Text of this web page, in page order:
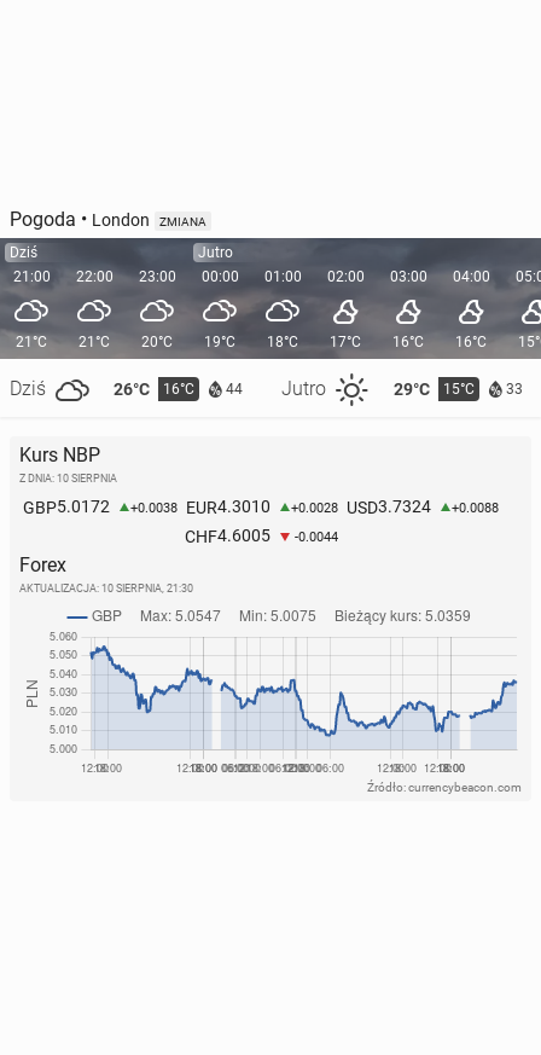
Pogoda • London ZMIANA
Dziś
21:00
21°C
Dziś 26°C 16°C 44 Jutro 29°C 15°C 33
22:00
21°C
23:00
20°C
Jutro
00:00
19°C
01:00
18°C
02:00
17°C
03:00
16°C
04:00
16°C
Kurs NBP
Z DNIA: 10 SIERPNIA
GBP5.0172 +0.0038 EUR4.3010 +0.0028 USD3.7324 +0.0088
CHF4.6005 -0.0044
Forex
AKTUALIZACJA: 10 SIERPNIA, 21:30
Źródło: currencybeacon.com